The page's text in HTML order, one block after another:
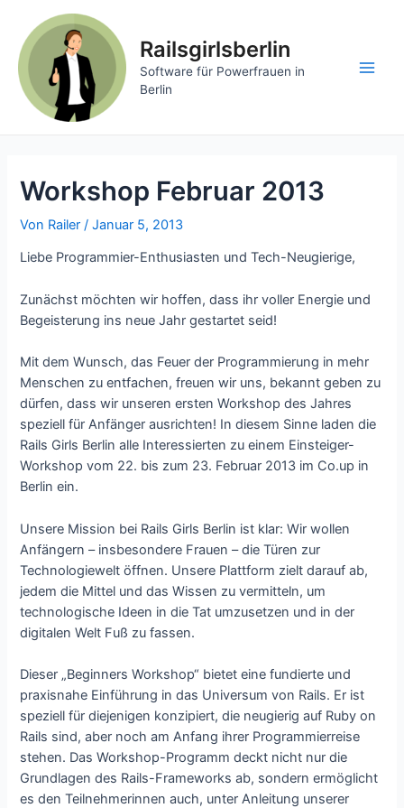
Inhalt
springen
Railsgirlsberlin
Software für Powerfrauen in
Berlin
Workshop Februar 2013
Von Railer/Januar 5, 2013
Liebe Programmier-Enthusiasten und Tech-Neugierige,
Zunächst möchten wir hoffen, dass ihr voller Energie und
Begeisterung ins neue Jahr gestartet seid!
Mit dem Wunsch, das Feuer der Programmierung in mehr
Menschen zu entfachen, freuen wir uns, bekannt geben zu
dürfen, dass wir unseren ersten Workshop des Jahres
speziell für Anfänger ausrichten! In diesem Sinne laden die
Rails Girls Berlin alle Interessierten zu einem Einsteiger-
Workshop vom 22. bis zum 23. Februar 2013 im Co.up in
Berlin ein.
Unsere Mission bei Rails Girls Berlin ist klar: Wir wollen
Anfängern – insbesondere Frauen – die Türen zur
Technologiewelt öffnen. Unsere Plattform zielt darauf ab,
jedem die Mittel und das Wissen zu vermitteln, um
technologische Ideen in die Tat umzusetzen und in der
digitalen Welt Fuß zu fassen.
Dieser „Beginners Workshop“ bietet eine fundierte und
praxisnahe Einführung in das Universum von Rails. Er ist
speziell für diejenigen konzipiert, die neugierig auf Ruby on
Rails sind, aber noch am Anfang ihrer Programmierreise
stehen. Das Workshop-Programm deckt nicht nur die
Grundlagen des Rails-Frameworks ab, sondern ermöglicht
es den Teilnehmerinnen auch, unter Anleitung unserer